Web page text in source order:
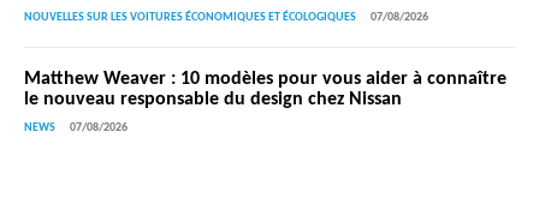
NOUVELLES SUR LES VOITURES ÉCONOMIQUES ET ÉCOLOGIQUES 07/08/2026
Matthew Weaver : 10 modèles pour vous aider à connaître
le nouveau responsable du design chez Nissan
NEWS 07/08/2026